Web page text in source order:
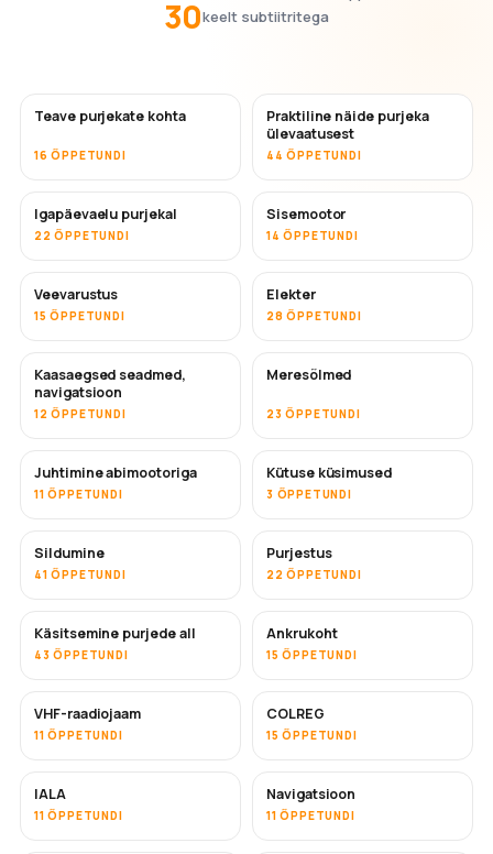
30keelt subtiitritega
Teave purjekate kohta
16 ÕPPETUNDI
Praktiline näide purjeka
ülevaatusest
44 ÕPPETUNDI
Igapäevaelu purjekal
22 ÕPPETUNDI
Sisemootor
14 ÕPPETUNDI
Veevarustus
15 ÕPPETUNDI
Elekter
28 ÕPPETUNDI
Kaasaegsed seadmed,
navigatsioon
12 ÕPPETUNDI
Meresõlmed
23 ÕPPETUNDI
Juhtimine abimootoriga
11 ÕPPETUNDI
Kütuse küsimused
3 ÕPPETUNDI
Sildumine
41 ÕPPETUNDI
Purjestus
22 ÕPPETUNDI
Käsitsemine purjede all
43 ÕPPETUNDI
Ankrukoht
15 ÕPPETUNDI
VHF-raadiojaam
11 ÕPPETUNDI
COLREG
15 ÕPPETUNDI
IALA
11 ÕPPETUNDI
Navigatsioon
11 ÕPPETUNDI